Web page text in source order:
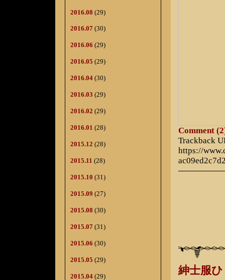
2016.08 (29)
2016.07 (30)
2016.06 (29)
2016.05 (29)
2016.04 (30)
2016.03 (29)
2016.02 (29)
2016.01 (28)
2015.12 (28)
2015.11 (28)
2015.10 (31)
2015.09 (27)
2015.08 (30)
2015.07 (31)
2015.06 (30)
2015.05 (29)
2015.04 (29)
Comment
Trackback
https://
紳士服